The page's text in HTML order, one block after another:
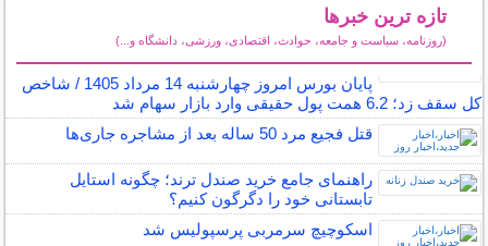
تازه ترین خبرها
(روزنامه، سیاست و جامعه، حوادث، اقتصادی، ورزشی، دانشگاه و...)
پایان بورس امروز چهارشنبه 14 مرداد 1405 / شاخص
کل سقف زد؛ 6.2 همت پول حقیقی وارد بازار سهام شد
قتل فجیع مرد 50 ساله بعد از مشاجره جاری‌ها
راهنمای جامع خرید صندل ترند؛ چگونه استایل
تابستانی خود را دگرگون کنیم؟
اسکوچیچ سرمربی پرسپولیس شد